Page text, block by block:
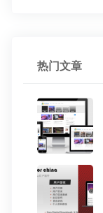
热门文章